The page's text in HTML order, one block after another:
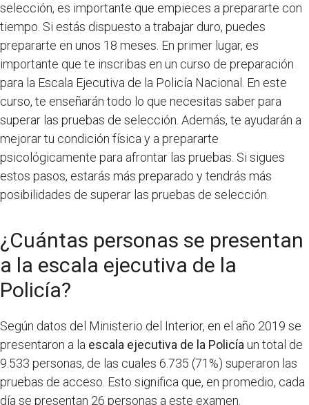
selección, es importante que empieces a prepararte con
tiempo. Si estás dispuesto a trabajar duro, puedes
prepararte en unos 18 meses. En primer lugar, es
importante que te inscribas en un curso de preparación
para la Escala Ejecutiva de la Policía Nacional. En este
curso, te enseñarán todo lo que necesitas saber para
superar las pruebas de selección. Además, te ayudarán a
mejorar tu condición física y a prepararte
psicológicamente para afrontar las pruebas. Si sigues
estos pasos, estarás más preparado y tendrás más
posibilidades de superar las pruebas de selección.
¿Cuántas personas se presentan
a la escala ejecutiva de la
Policía?
Según datos del Ministerio del Interior, en el año 2019 se
presentaron a la escala ejecutiva de la Policía un total de
9.533 personas, de las cuales 6.735 (71%) superaron las
pruebas de acceso. Esto significa que, en promedio, cada
día se presentan 26 personas a este examen.